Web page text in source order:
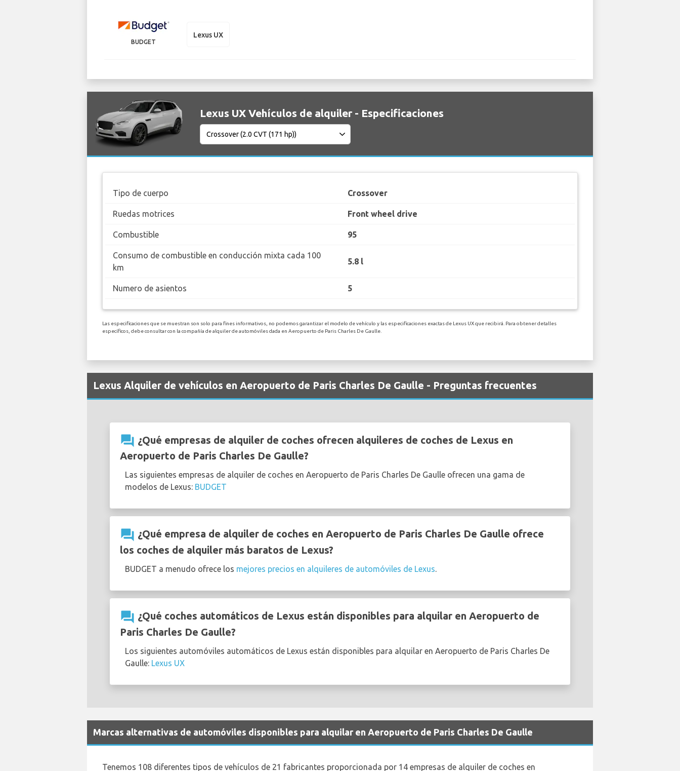
BUDGET
Lexus UX
Lexus UX Vehículos de alquiler - Especificaciones
Tipo de cuerpo Crossover
Ruedas motrices Front wheel drive
Combustible 95
Consumo de combustible en conducción mixta cada 100
km
5.8 l
Numero de asientos 5
Las especificaciones que se muestran son solo para fines informativos, no podemos garantizar el modelo de vehículo y las especificaciones exactas de Lexus UX que recibirá. Para obtener detalles
específicos, debe consultar con la compañía de alquiler de automóviles dada en Aeropuerto de Paris Charles De Gaulle.
Lexus Alquiler de vehículos en Aeropuerto de Paris Charles De Gaulle - Preguntas frecuentes
question_answer ¿Qué empresas de alquiler de coches ofrecen alquileres de coches de Lexus en
Aeropuerto de Paris Charles De Gaulle?
Las siguientes empresas de alquiler de coches en Aeropuerto de Paris Charles De Gaulle ofrecen una gama de
modelos de Lexus: BUDGET
question_answer ¿Qué empresa de alquiler de coches en Aeropuerto de Paris Charles De Gaulle ofrece
los coches de alquiler más baratos de Lexus?
BUDGET a menudo ofrece los mejores precios en alquileres de automóviles de Lexus.
question_answer ¿Qué coches automáticos de Lexus están disponibles para alquilar en Aeropuerto de
Paris Charles De Gaulle?
Los siguientes automóviles automáticos de Lexus están disponibles para alquilar en Aeropuerto de Paris Charles De
Gaulle: Lexus UX
Marcas alternativas de automóviles disponibles para alquilar en Aeropuerto de Paris Charles De Gaulle
Tenemos 108 diferentes tipos de vehículos de 21 fabricantes proporcionada por 14 empresas de alquiler de coches en